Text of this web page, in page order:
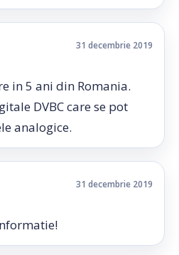
31 decembrie 2019
in 5 ani din Romania.
DVBC care se pot
analogice.
31 decembrie 2019